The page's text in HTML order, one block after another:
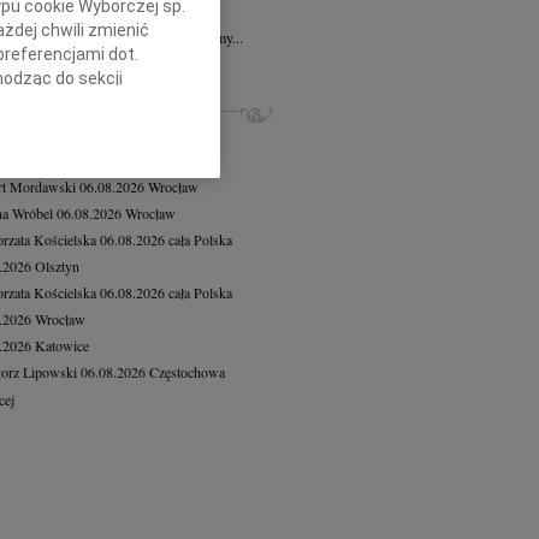
Gdańsk
Aniu, z głębokim smutkiem przyjęliśmy...
Mordawski 06.08.2026Wrocław
Wróbel 06.08.2026Wrocław
Kościelska06.08.2026cała Polska
Olsztyn
Kościelska06.08.2026cała Polska
Wrocław
Katowice
Lipowski 06.08.2026Częstochowa
cookie Wyborczej sp.
chwili zmienić
dot.
do sekcji
przeglądarki.
identyfikacji.
pomiar reklam i